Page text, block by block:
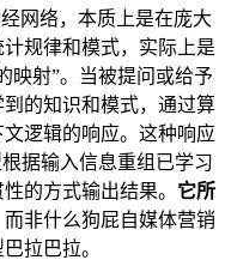
网络，本质上是在庞大
规律和模式，实际上是
映射”。当被提问或给予
的知识和模式，通过算
逻辑的响应。这种响应
据输入信息重组已学习
的方式输出结果。 它所
而非什么狗屁自媒体营销
拉巴拉。